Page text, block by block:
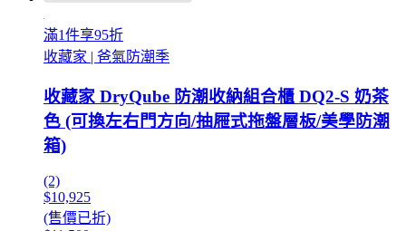
滿1件享95折
收藏家 | 爸氣防潮季
收藏家 DryQube 防潮收納組合櫃 DQ2-S 奶茶
色 (可換左右門方向/抽屜式拖盤層板/美學防潮
箱)
(2)
$10,925
(售價已折)